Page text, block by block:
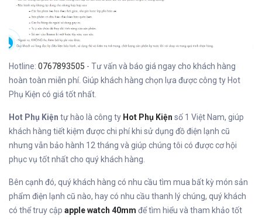
Hotline: 0767893505 - Tư vấn và báo giá ngay cho khách hàng
hoàn toàn miễn phí. Giúp khách hàng chọn lựa được công ty Hot
Phụ Kiện có giá tốt nhất.
Hot Phụ Kiện tự hào là công ty Hot Phụ Kiện số 1 Việt Nam, giúp
khách hàng tiết kiệm được chi phí khi sử dụng đồ điện lạnh cũ
nhưng vẫn bảo hành 12 tháng và giúp chúng tôi có được cơ hội
phục vụ tốt nhất cho quý khách hàng.
Bên cạnh đó, quý khách hàng có nhu cầu tìm mua bất kỳ món sản
phẩm điện lạnh cũ nào, hay có nhu cầu thanh lý chúng, quý khách
có thể truy cập apple watch 40mm để tìm hiểu và tham khảo tốt